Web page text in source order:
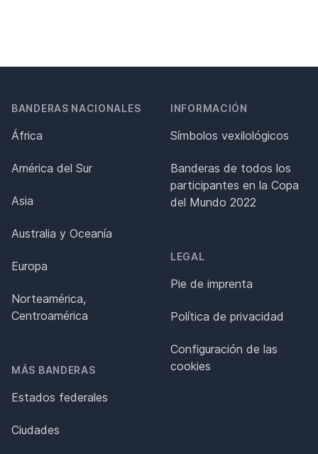
BANDERAS NACIONALES
África
América del Sur
Asia
Australia y Oceanía
Europa
Norteamérica,
Centroamérica
MÁS BANDERAS
Estados federales
Ciudades
INFORMACIÓN
Símbolos vexilológicos
Banderas de todos los
participantes en la Copa
del Mundo 2022
LEGAL
Pie de imprenta
Política de privacidad
Configuración de las
cookies